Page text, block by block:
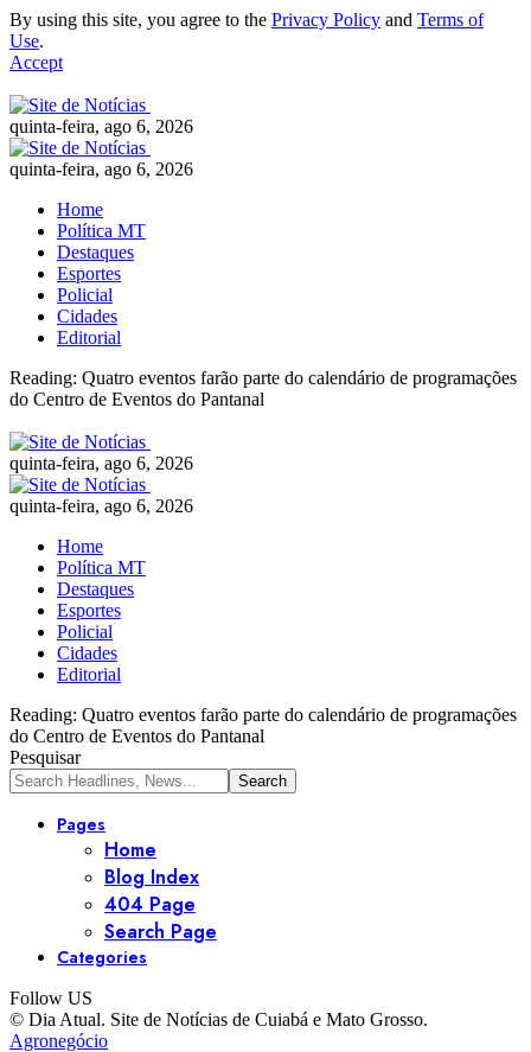
By using this site, you agree to the Privacy Policy and Terms of
Use.
Accept
quinta-feira, ago 6, 2026
quinta-feira, ago 6, 2026
Home
Política MT
Destaques
Esportes
Policial
Cidades
Editorial
Reading: Quatro eventos farão parte do calendário de programações
do Centro de Eventos do Pantanal
quinta-feira, ago 6, 2026
quinta-feira, ago 6, 2026
Home
Política MT
Destaques
Esportes
Policial
Cidades
Editorial
Reading: Quatro eventos farão parte do calendário de programações
do Centro de Eventos do Pantanal
Pesquisar
Pages
Home
Blog Index
404 Page
Search Page
Categories
Follow US
© Dia Atual. Site de Notícias de Cuiabá e Mato Grosso.
Agronegócio